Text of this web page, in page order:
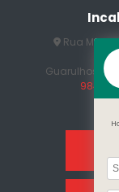
Rua
Guarulhos -
98409-